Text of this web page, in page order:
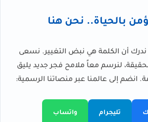
بالحياة.. نحن هنا
ندرك أن الكلمة هي نبض التغيير. نسعى
لنرسم معاً ملامح فجر جديد يليق
انضم إلى عالمنا عبر منصاتنا الرسمية:
تليجرام واتساب